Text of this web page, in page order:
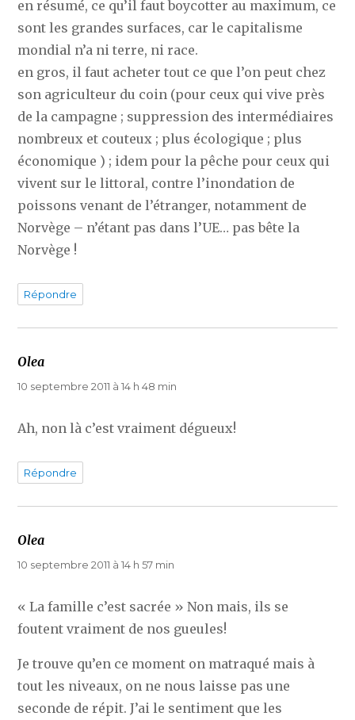
en résumé, ce qu’il faut boycotter au maximum, ce
sont les grandes surfaces, car le capitalisme
mondial n’a ni terre, ni race.
en gros, il faut acheter tout ce que l’on peut chez
son agriculteur du coin (pour ceux qui vive près
de la campagne ; suppression des intermédiaires
nombreux et couteux ; plus écologique ; plus
économique ) ; idem pour la pêche pour ceux qui
vivent sur le littoral, contre l’inondation de
poissons venant de l’étranger, notamment de
Norvège – n’étant pas dans l’UE… pas bête la
Norvège !
Répondre
Olea
10 septembre 2011 à 14 h 48 min
Ah, non là c’est vraiment dégueux!
Répondre
Olea
10 septembre 2011 à 14 h 57 min
« La famille c’est sacrée » Non mais, ils se
foutent vraiment de nos gueules!
Je trouve qu’en ce moment on matraqué mais à
tout les niveaux, on ne nous laisse pas une
seconde de répit. J’ai le sentiment que les